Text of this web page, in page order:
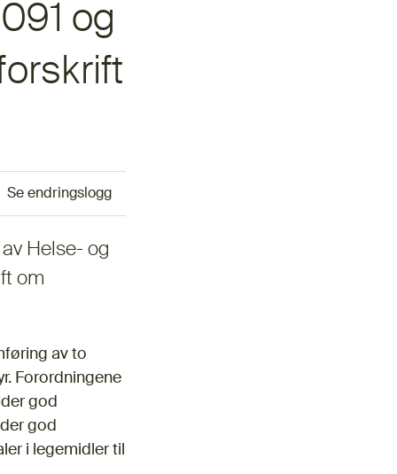
og
Se endringslogg
Helse- og
om
av to
Forordningene
god
god
i legemidler til